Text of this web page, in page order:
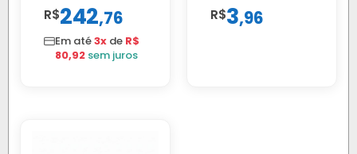
R$242,76
Em até3x de R$
80,92 sem juros
R$3,96